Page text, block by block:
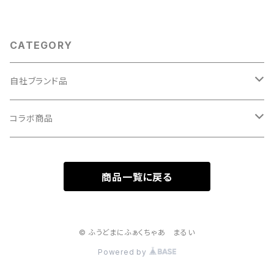
CATEGORY
自社ブランド品
福島ホルモン
コラボ商品
商品一覧に戻る
© ふうどまにふぁくちゃあ まるい
Powered by